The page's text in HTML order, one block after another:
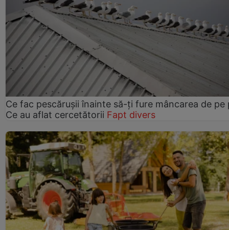
Ce fac pescărușii înainte să-ți fure mâncarea de pe
Ce au aflat cercetătorii Fapt divers